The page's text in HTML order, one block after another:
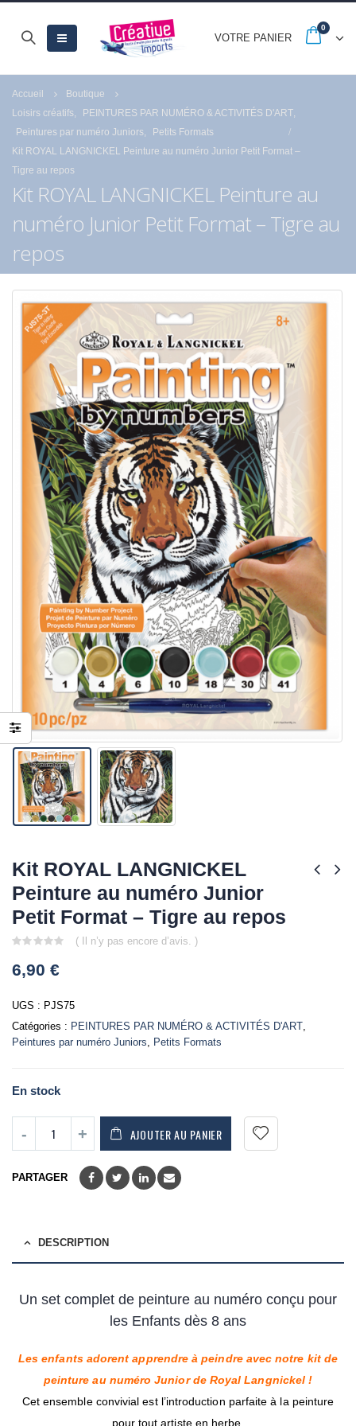
VOTRE PANIER
0
Accueil
Boutique
Loisirs créatifs
PEINTURES PAR NUMÉRO & ACTIVITÉS D'ART
Peintures par numéro Juniors
Petits Formats
Kit ROYAL LANGNICKEL Peinture au numéro Junior Petit Format –
Tigre au repos
Kit ROYAL LANGNICKEL Peinture au
numéro Junior Petit Format – Tigre au
repos
Kit ROYAL LANGNICKEL
Peinture au numéro Junior
Petit Format – Tigre au repos
out
of
( Il n’y pas encore d’avis. )
6,90 €
UGS : PJS75
Catégories : PEINTURES PAR NUMÉRO & ACTIVITÉS D'ART,
Peintures par numéro Juniors, Petits Formats
En stock
AJOUTER AU PANIER
PARTAGER
DESCRIPTION
Un set complet de peinture au numéro conçu pour
les Enfants dès 8 ans
Les enfants adorent apprendre à peindre avec notre kit de
peinture au numéro Junior de Royal Langnickel !
Cet ensemble convivial est l’introduction parfaite à la peinture
pour tout artiste en herbe.